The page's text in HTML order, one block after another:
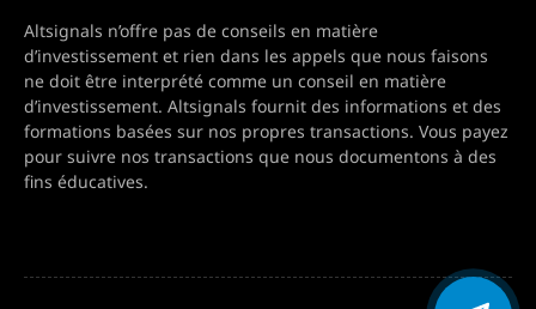
Altsignals n’offre pas de conseils en matière
d’investissement et rien dans les appels que nous faisons
ne doit être interprété comme un conseil en matière
d’investissement. Altsignals fournit des informations et des
formations basées sur nos propres transactions. Vous payez
pour suivre nos transactions que nous documentons à des
fins éducatives.